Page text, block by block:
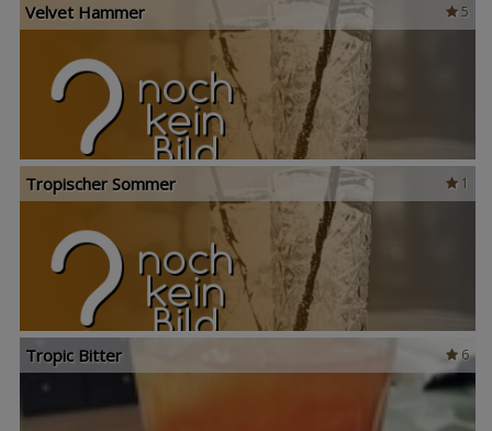
5
Velvet Hammer
1
Tropischer Sommer
6
Tropic Bitter